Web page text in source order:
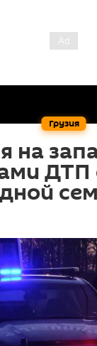
Грузия
на
ДТП